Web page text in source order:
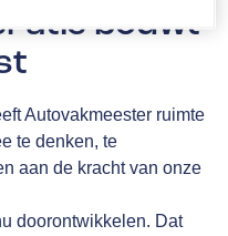
bouwt
Autovakmeester ruimte
te denken, te
aan de kracht van onze
doorontwikkelen. Dat